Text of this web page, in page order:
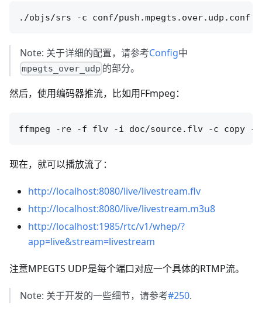
Note: 关于详细的配置，请参考Config中
mpegts_over_udp 的部分。
然后，使用编码器推流，比如用FFmpeg：
现在，就可以播放流了：
http://localhost:8080/live/livestream.flv
http://localhost:8080/live/livestream.m3u8
http://localhost:1985/rtc/v1/whep/?
app=live&stream=livestream
注意MPEGTS UDP是每个端口对应一个具体的RTMP流。
Note: 关于开发的一些细节，请参考#250.